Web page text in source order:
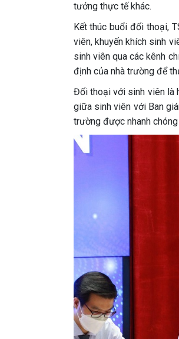
tưởng thực tế khác.
Kết thúc buổi đối thoại,
viên, khuyến khích sinh
sinh viên qua các kênh
định của nhà trường để
Đối thoại với sinh viên là
giữa sinh viên với Ban
trường được nhanh